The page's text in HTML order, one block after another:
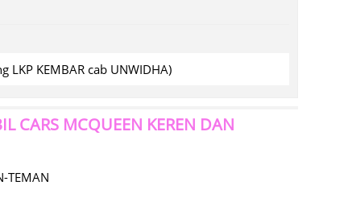
LKP KEMBAR cab UNWIDHA)
CARS MCQUEEN KEREN DAN
TEMAN